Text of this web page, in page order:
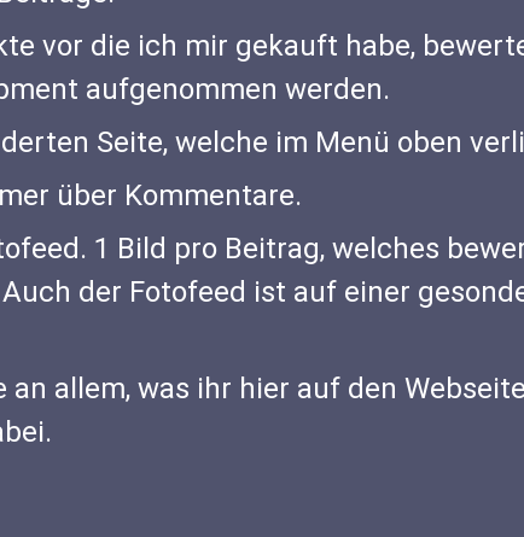
vor die ich mir gekauft habe,
aufgenommen werden.
Seite, welche im Menü oben
über Kommentare.
1 Bild pro Beitrag, welches
der Fotofeed ist auf einer
allem, was ihr hier auf den